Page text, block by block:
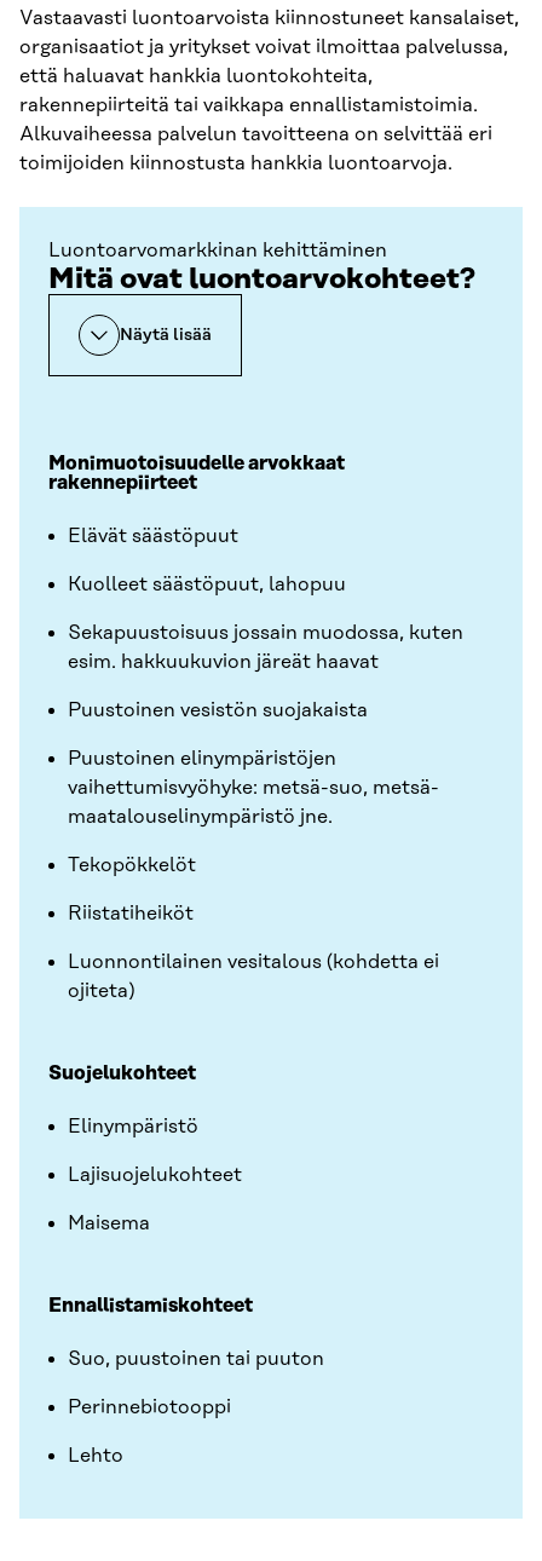
Vastaavasti luontoarvoista kiinnostuneet kansalaiset,
organisaatiot ja yritykset voivat ilmoittaa palvelussa,
että haluavat hankkia luontokohteita,
rakennepiirteitä tai vaikkapa ennallistamistoimia.
Alkuvaiheessa palvelun tavoitteena on selvittää eri
toimijoiden kiinnostusta hankkia luontoarvoja.
Luontoarvomarkkinan kehittäminen
Mitä ovat luontoarvokohteet?
Näytä lisää
Monimuotoisuudelle arvokkaat
rakennepiirteet
Elävät säästöpuut
Kuolleet säästöpuut, lahopuu
Sekapuustoisuus jossain muodossa, kuten
esim. hakkuukuvion järeät haavat
Puustoinen vesistön suojakaista
Puustoinen elinympäristöjen
vaihettumisvyöhyke: metsä-suo, metsä-
maatalouselinympäristö jne.
Tekopökkelöt
Riistatiheiköt
Luonnontilainen vesitalous (kohdetta ei
ojiteta)
Suojelukohteet
Elinympäristö
Lajisuojelukohteet
Maisema
Ennallistamiskohteet
Suo, puustoinen tai puuton
Perinnebiotooppi
Lehto